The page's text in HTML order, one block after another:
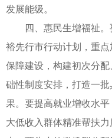
发展能级。
四、惠民生增福祉
裕先行市行动计划，重
保障建设，构建初次分
础性制度安排，打造一
果。要提高就业增收水
大低收入群体精准帮扶